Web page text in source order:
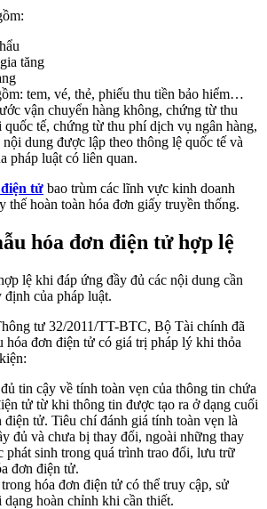
tăng
tem, vé, thẻ, phiếu thu tiền bảo hiểm…
vận chuyển hàng không, chứng từ thu
quốc tế, chứng từ thu phí dịch vụ ngân hàng,
dung được lập theo thông lệ quốc tế và
pháp luật có liên quan.
tử bao trùm các lĩnh vực kinh doanh
thế hoàn toàn hóa đơn giấy truyền thống.
hóa đơn điện tử hợp lệ
lệ khi đáp ứng đầy đủ các nội dung cần
của pháp luật.
tư 32/2011/TT-BTC, Bộ Tài chính đã
hóa đơn điện tử có giá trị pháp lý khi thỏa
tin cậy về tính toàn vẹn của thông tin chứa
tử từ khi thông tin được tạo ra ở dạng cuối
điện tử. Tiêu chí đánh giá tính toàn vẹn là
đủ và chưa bị thay đổi, ngoài những thay
phát sinh trong quá trình trao đổi, lưu trữ
đơn điện tử.
hóa đơn điện tử có thể truy cập, sử
hoàn chỉnh khi cần thiết.